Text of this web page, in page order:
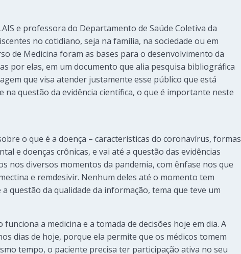
e professora do Departamento de Saúde Coletiva da
no cotidiano, seja na família, na sociedade ou em
de Medicina foram as bases para o desenvolvimento da
por elas, em um documento que alia pesquisa bibliográfica
que visa atender justamente esse público que está
questão da evidência científica, o que é importante neste
o que é a doença – características do coronavírus, formas
e doenças crônicas, e vai até a questão das evidências
nos diversos momentos da pandemia, com ênfase nos que
e remdesivir. Nenhum deles até o momento tem
questão da qualidade da informação, tema que teve um
a medicina e a tomada de decisões hoje em dia. A
dias de hoje, porque ela permite que os médicos tomem
tempo, o paciente precisa ter participação ativa no seu